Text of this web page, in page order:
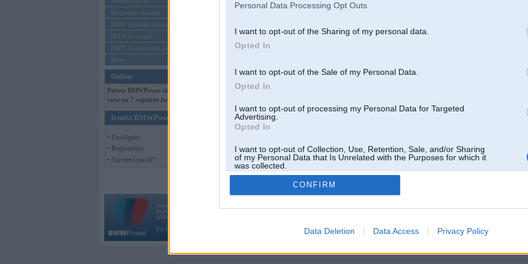
Personal Data Processing Opt Outs
I want to opt-out of the Sharing of my personal data.
Opted In
I want to opt-out of the Sale of my Personal Data.
Opted In
I want to opt-out of processing my Personal Data for Targeted
Advertising.
Opted In
I want to opt-out of Collection, Use, Retention, Sale, and/or Sharing
of my Personal Data that Is Unrelated with the Purposes for which it
was collected.
Opted Out
CONFIRM
Data Deletion Data Access Privacy Policy
Sērijveida tūnings
BMW pasaules jaunumi
BMW koncepti
BMW konkurentu jaunumi
Moto
Online
Pašreiz BMWPower skatās 122
viesi un 7 reģistrēti lietotāji.
Ienākt BMWPower
• Pieslēgties
• Reģistrēties
• Aizmirsi paroli?
Vortāls BMWPower.lv darbojas
kopš 2002. gada 14. maija. Tas nav auto klubs un nav saistīts ar
BMW AG.
Par BMWPower